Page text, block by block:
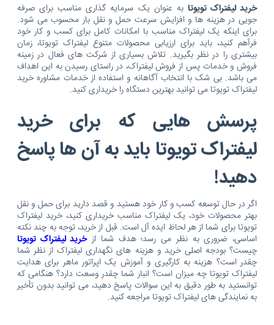
خرید لیفتراک تویوتا به عنوان یک سرمایه گذاری مناسب برای صرفه
جویی در هزینه ها و افزایش سرعت حمل و نقل بار محسوب می شود.
برای اینکه یک لیفتراک مناسب با امکانات کامل برای کسب و کار خود
فرآهم کنید، باید برای ارزیابی محصولات متنوع لیفتراک تویوتا، زمان
بیشتری را در نظر بگیرید. تلاش بسیاری از شرکت های فعال در زمینه
فروش و خدمات پس از فروش لیفتراک، در راستای رسیدن به این اهداف
می باشد. بی شک با انتخاب آگاهانه و استفاده از خدمات مشاوره خرید
لیفتراک تویوتا می توانید بهترین دستگاه را خریداری کنید.
پرسش هایی که برای خرید
لیفتراک تویوتا باید به آن ها پاسخ
دهید!
اگر در حال توسعه کسب و کار خود هستید و قصد دارید برای حمل و نقل
بهتر محصولات خود، یک لیفتراک مناسب خریداری کنید، خرید لیفتراک
تویوتا برای شما از هر لحاظ ایده آل است. قبل از خرید، توجه به چند نکته
اساسی، ضروری به نظر می رسد؛ هدف شما ازخرید لیفتراک تویوتا
چیست؟ بودجه اصلی خرید و هزینه های نگهداری لیفتراک از نظر شما
چقدر است؟ هزینه به کارگیری و آموزش یک اپراتور ماهر برای هدایت
لیفتراک تویوتا چه میزان است؟ انبار شما چقدر وسعت دارد؟ هنگامی که
توانستید به طور دقیق به این سوالات پاسخ دهید، می توانید بدون تأخیر
به نمایندگی های لیفتراک تویوتا مراجعه کنید.